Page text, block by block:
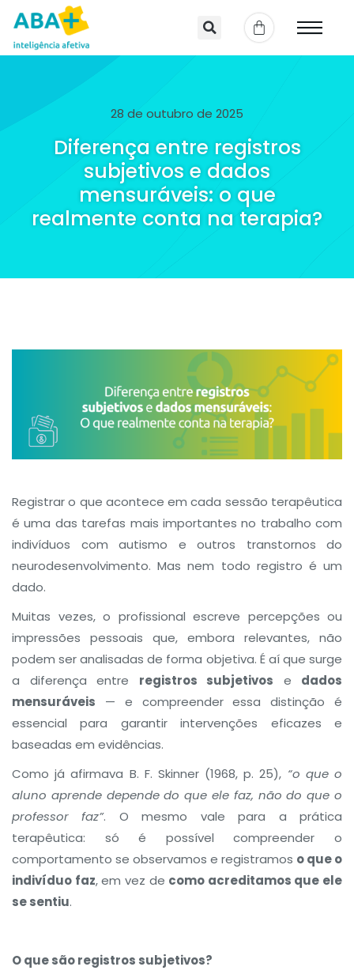
28 de outubro de 2025
Diferença entre registros
subjetivos e dados
mensuráveis: o que
realmente conta na terapia?
Registrar o que acontece em cada sessão terapêutica
é uma das tarefas mais importantes no trabalho com
indivíduos com autismo e outros transtornos do
neurodesenvolvimento. Mas nem todo registro é um
dado.
Muitas vezes, o profissional escreve percepções ou
impressões pessoais que, embora relevantes, não
podem ser analisadas de forma objetiva. É aí que surge
a diferença entre registros subjetivos e dados
mensuráveis — e compreender essa distinção é
essencial para garantir intervenções eficazes e
baseadas em evidências.
Como já afirmava B. F. Skinner (1968, p. 25), “o que o
aluno aprende depende do que ele faz, não do que o
professor faz”. O mesmo vale para a prática
terapêutica: só é possível compreender o
comportamento se observamos e registramos o que o
indivíduo faz, em vez de como acreditamos que ele
se sentiu.
O que são registros subjetivos?